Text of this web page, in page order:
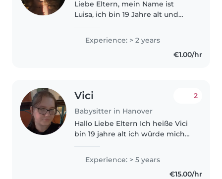
Liebe Eltern, mein Name ist
Luisa, ich bin 19 Jahre alt und
Abschlussphase meines Abiturs.
In den letzten Jahren habe ich
Experience: > 2 years
€1.00/hr
Vici
Babysitter in Hanover
2
Hallo Liebe Eltern Ich heiße Vici
bin 19 jahre alt ich würde mich
unterstützen dürfte. Ich habe
viel Erfahrung durch Praktika als
Experience: > 5 years
€15.00/hr